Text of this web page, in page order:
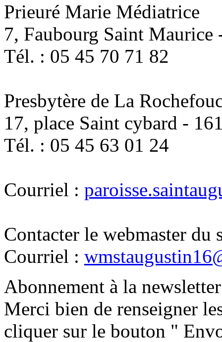
Prieuré Marie Médiatrice
7, Faubourg Saint
Tél. : 05 45 70 71 82
Presbytère de La
17, place Saint cybard -
Tél. : 05 45 63 01 24
Courriel :
Contacter le webmaster du
Courriel :
Abonnement à la
Merci bien de renseigner
cliquer sur le bouton "